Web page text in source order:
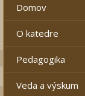
Domov
O katedre
Pedagogika
Veda a výskum